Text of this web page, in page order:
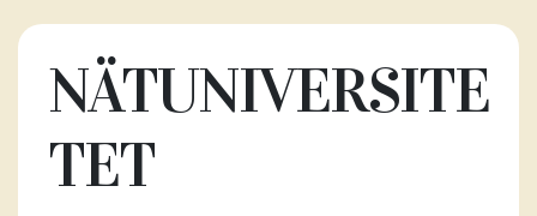
NÄTUNIVERSITE
TET